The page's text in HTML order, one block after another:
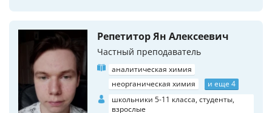
Репетитор Ян Алексеевич
Частный преподаватель
аналитическая химия
неорганическая химия
и еще 4
школьники 5-11 класса, студенты,
взрослые